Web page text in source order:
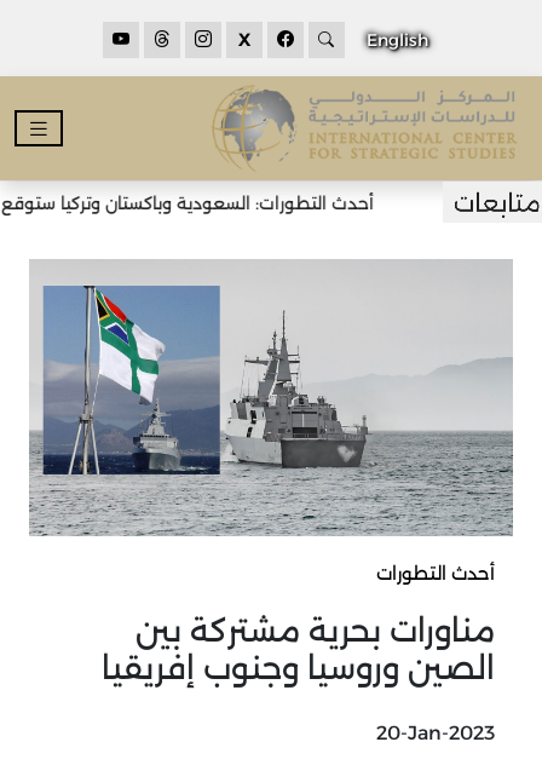
English
X
أحدث التطورات: السعودية وباكستان وتركيا ستوقع
أحدث التطورات
مناورات بحرية مشتركة بين
الصين وروسيا وجنوب إفريقيا
20-Jan-2023